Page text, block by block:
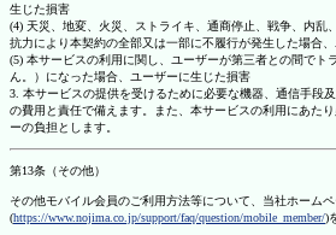
生じた損害
(4) 天災、地変、火災、ストライキ、通商停止、戦争、内乱
抗力により本契約の全部又は一部に不履行が発生した場合
(5) 本サービスの利用に関し、ユーザーが第三者との間でト
ん。）になった場合、ユーザーに生じた損害
3. 本サービスの提供を受けるために必要な機器、通信手段
の費用と責任で備えます。また、本サービスの利用にあた
ーの負担とします。
第13条（その他）
その他モバイル会員のご利用方法等について、当社ホームペ
(https://www.nojima.co.jp/support/faq/question/mobile_member/)